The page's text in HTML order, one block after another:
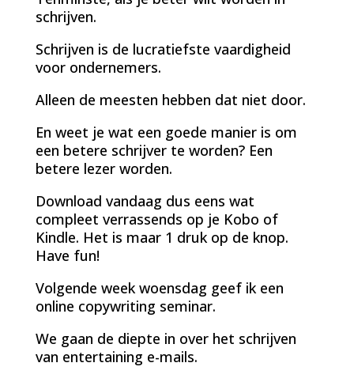
schrijven.
Schrijven is de lucratiefste vaardigheid
voor ondernemers.
Alleen de meesten hebben dat niet door.
En weet je wat een goede manier is om
een betere schrijver te worden? Een
betere lezer worden.
Download vandaag dus eens wat
compleet verrassends op je Kobo of
Kindle. Het is maar 1 druk op de knop.
Have fun!
Volgende week woensdag geef ik een
online copywriting seminar.
We gaan de diepte in over het schrijven
van entertaining e-mails.